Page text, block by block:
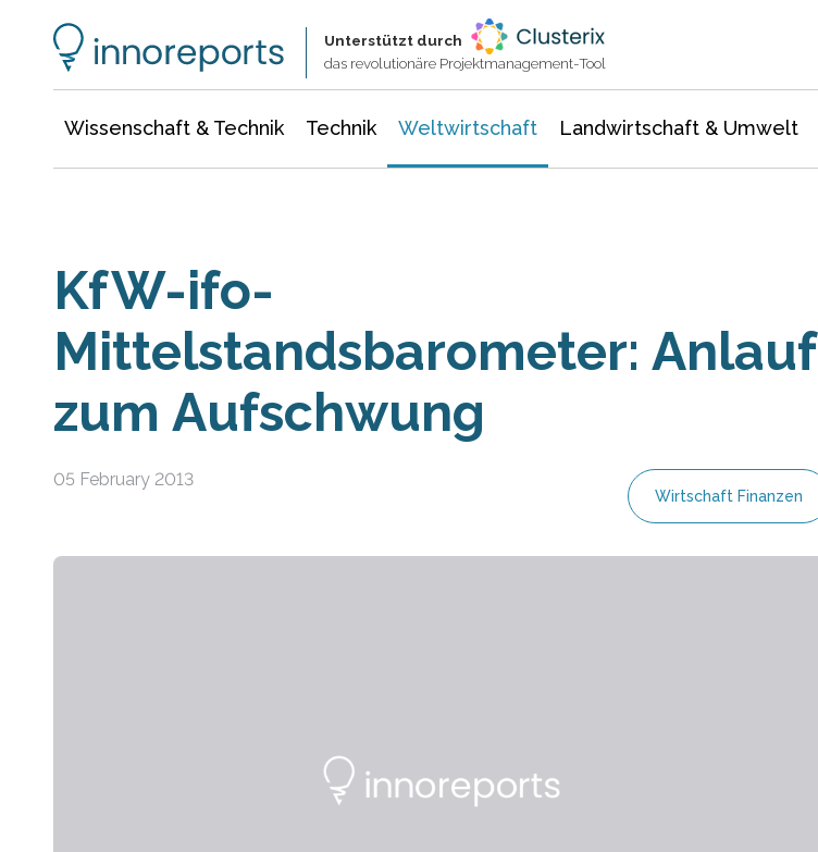
Unterstützt durch
das revolutionäre Projektmanagement-Tool
Wissenschaft & Technik Technik Weltwirtschaft Landwirtschaft & Umwelt
KfW-ifo-
Mittelstandsbarometer: Anlauf
zum Aufschwung
05 February 2013
Wirtschaft Finanzen